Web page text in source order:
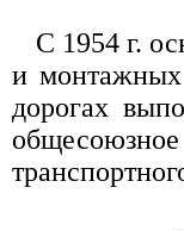
С 1954 г.
и
дорогах